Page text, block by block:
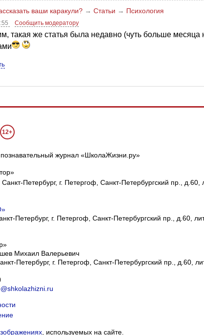
ваши каракули? → Статьи → Психология
Сообщить модератору
такая же статья была недавно (чуть больше
12+
журнал «ШколаЖизни.ру»
Петербург, г. Петергоф, Санкт-Петербургский пр., д.60,
Петербург, г. Петергоф, Санкт-Петербургский пр., д.60,
Михаил Валерьевич
Петербург, г. Петергоф Санкт-Петербургский пр., д.60,
, используемых на сайте.